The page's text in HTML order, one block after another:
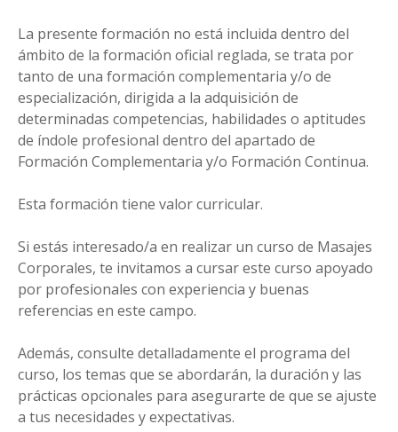
La presente formación no está incluida dentro del
ámbito de la formación oficial reglada, se trata por
tanto de una formación complementaria y/o de
especialización, dirigida a la adquisición de
determinadas competencias, habilidades o aptitudes
de índole profesional dentro del apartado de
Formación Complementaria y/o Formación Continua.
Esta formación tiene valor curricular.
Si estás interesado/a en realizar un curso de Masajes
Corporales, te invitamos a cursar este curso apoyado
por profesionales con experiencia y buenas
referencias en este campo.
Además, consulte detalladamente el programa del
curso, los temas que se abordarán, la duración y las
prácticas opcionales para asegurarte de que se ajuste
a tus necesidades y expectativas.